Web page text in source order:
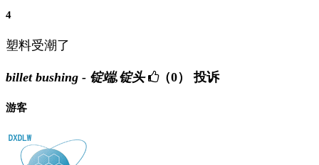
4
塑料受潮了
billet bushing - 锭端,锭头 （0） 投诉
游客